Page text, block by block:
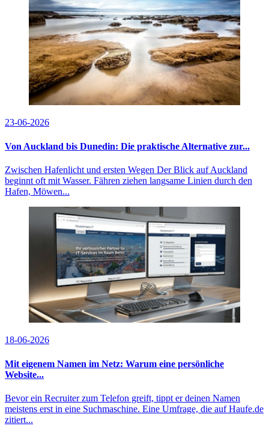
23-06-2026
Von Auckland bis Dunedin: Die praktische Alternative zur...
Zwischen Hafenlicht und ersten Wegen Der Blick auf Auckland
beginnt oft mit Wasser. Fähren ziehen langsame Linien durch den
Hafen, Möwen...
18-06-2026
Mit eigenem Namen im Netz: Warum eine persönliche
Website...
Bevor ein Recruiter zum Telefon greift, tippt er deinen Namen
meistens erst in eine Suchmaschine. Eine Umfrage, die auf Haufe.de
zitiert...